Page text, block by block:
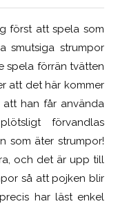
först att spela som
smutsiga strumpor
spela förrän tvätten
att det här kommer
han får använda
förvandlas
som äter strumpor!
och det är upp till
så att pojken blir
har läst enkel